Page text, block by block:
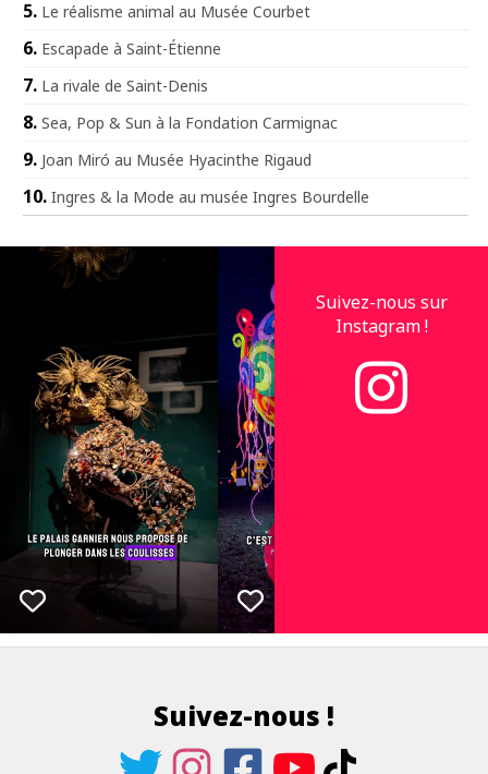
Le réalisme animal au Musée Courbet
Escapade à Saint-Étienne
La rivale de Saint-Denis
Sea, Pop & Sun à la Fondation Carmignac
Joan Miró au Musée Hyacinthe Rigaud
Ingres & la Mode au musée Ingres Bourdelle
Suivez-nous sur
Instagram !
Suivez-nous !